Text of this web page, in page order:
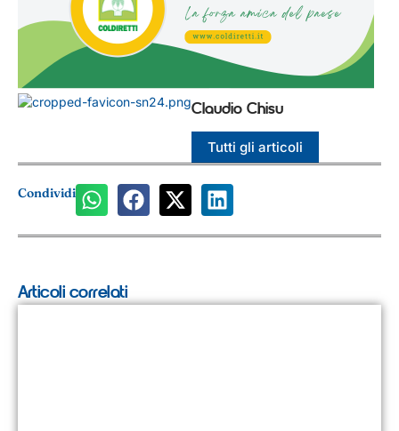
Claudio Chisu
Tutti gli articoli
Condividi
Articoli correlati